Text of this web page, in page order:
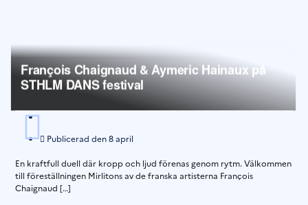
François Chaignaud & Aymeric Hainaux på
STHLM DANS festival
Publicerad den8 april
En kraftfull duell där kropp och ljud förenas genom rytm. Välkommen
till föreställningen Mirlitons av de franska artisterna François
Chaignaud […]